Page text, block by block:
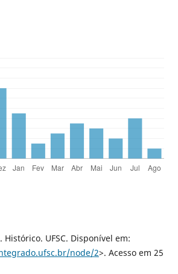
Histórico. UFSC. Disponível em:
node/2>. Acesso em 25